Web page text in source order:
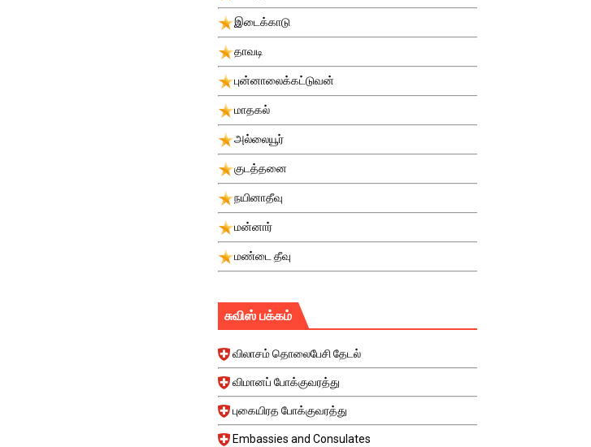
இடைக்காடு
தாவடி
புன்னாலைக்கட்டுவன்
மாதகல்
அல்லையூர்
குடத்தனை
நயினாதீவு
மன்னார்
மண்டை தீவு
சுவிஸ் பக்கம்
விலாசம் தொலைபேசி தேடல்
விமானப் போக்குவரத்து
புகையிரத போக்குவரத்து
Embassies and Consulates